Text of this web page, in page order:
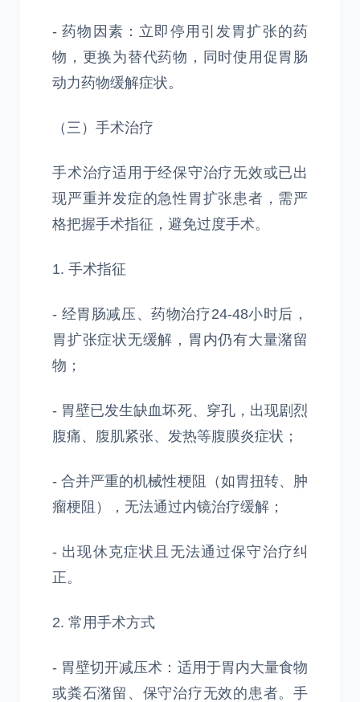
- 药物因素：立即停用引发胃扩张的药
物，更换为替代药物，同时使用促胃肠
动力药物缓解症状。
（三）手术治疗
手术治疗适用于经保守治疗无效或已出
现严重并发症的急性胃扩张患者，需严
格把握手术指征，避免过度手术。
1. 手术指征
- 经胃肠减压、药物治疗24-48小时后，
胃扩张症状无缓解，胃内仍有大量潴留
物；
- 胃壁已发生缺血坏死、穿孔，出现剧烈
腹痛、腹肌紧张、发热等腹膜炎症状；
- 合并严重的机械性梗阻（如胃扭转、肿
瘤梗阻），无法通过内镜治疗缓解；
- 出现休克症状且无法通过保守治疗纠
正。
2. 常用手术方式
- 胃壁切开减压术：适用于胃内大量食物
或粪石潴留、保守治疗无效的患者。手